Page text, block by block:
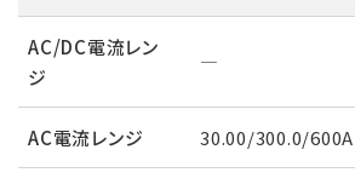
AC/DC電流レン
ジ
―
AC電流レンジ 30.00/300.0/600A